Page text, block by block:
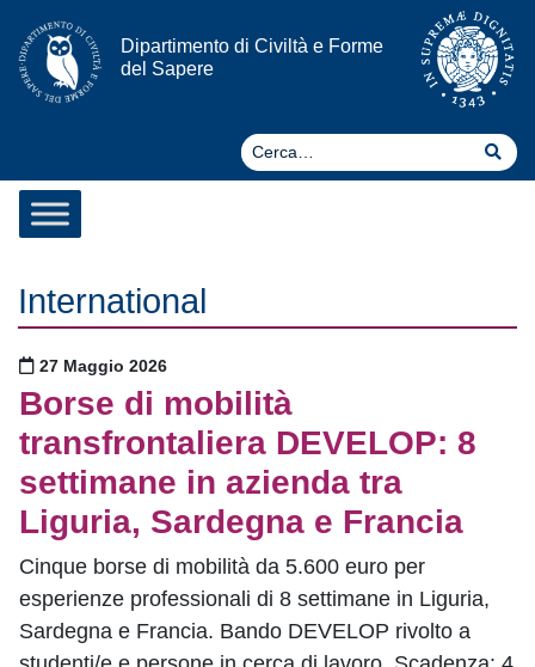
Vai al contenuto
Dipartimento di Civiltà e Forme
del Sapere
International
Pubblicato il
27 Maggio 2026
Borse di mobilità
transfrontaliera DEVELOP: 8
settimane in azienda tra
Liguria, Sardegna e Francia
Cinque borse di mobilità da 5.600 euro per
esperienze professionali di 8 settimane in Liguria,
Sardegna e Francia. Bando DEVELOP rivolto a